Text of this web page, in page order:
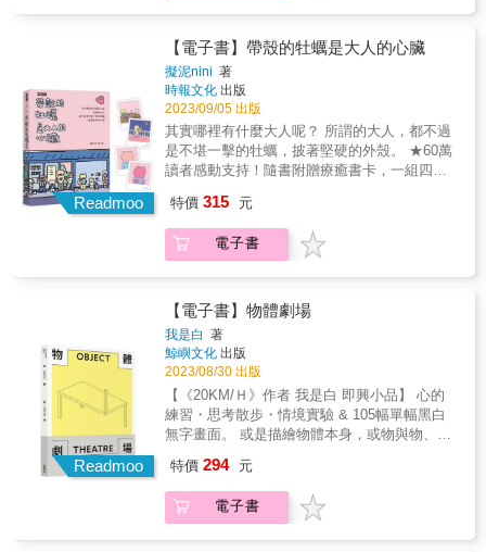
世。 ◎柚子 雖然是後宮唯一沒有流浪過的貓
咪，總是樂天無憂，隨心所欲。隨著年紀漸
長，體內的賀爾蒙有了奇妙的變化，對於後宮
的排名地位日漸在意，面對自己存在的位置，
也開始尋求認同的價值。 ◎浣腸 因為擁有鬥雞
眼搭配下垂的眼神，看起來總是楚楚可憐，也
總能獲得更多的關愛。與嚕嚕相同的是，浣腸
不甘心，為了重回戰場，每日勤奮健身拉單
是一隻三花貓，同時也是後宮最年輕的新成
員，也是目前僅有的逗貓棒使用者。非常有自
己的想法，善於開口表達意見及主張自己的權
益，不太為了別人，委屈自己或配合任何事。
◎灰胖 志銘大學時間養得第一隻寵物，是一隻
灰色的迷你兔。平時溫馴乖巧，但脾氣不太
好，擅長以蹬後腳來表達不滿。本集灰胖沒有
登場，但貓咪超有事2中有精采的表現。 ◎奴
才/志銘 狸貓 是後宮最低等的兩位生物，沒有
尊嚴，沒有怨言，一切都以貓咪的福祉為考
量，為貓咪努力工作，為貓咪犧牲奉獻，一切
都只為了貓咪統一世界為最終目標。 &
世根本沒有所謂的好不好， 因為表現好的人的
一天沒有比較長，要經歷的痛苦也沒有比較
少。 可是我還是好想表現好，如果不表現好我
好像就會被淘汰。」 自媒體時代的煩惱與轉
變，讓LuLu的淡定思維陪你一一破除！ & 我們
透過網路購物、點餐、交友、追劇，生活中各
種大小輕重的事情，我們透過社群發問、我們
到論壇找答案，我們加了一個又一個的喜好社
團，看過一則又一則與我無關的現實動態，滑
只剩下我。 & 「你最近過得好嗎？」每次被這
樣問到的時候，我都要絞盡腦汁想我最近到底
有沒有什麼好或不好的事情可以拿出來講。
「就，很平凡啊。」然後每次都是差不多的答
案。 & 平凡，多好。我的一切可以完全寂靜無
聲，我仍然喜歡畫畫、有很多興趣，每天為自
己料理三餐、認真工作，但是這些事在我規律
的日常中，都變成小小的、淡淡的一個記號，
只有我自己看得見。 & 遠遠看的話，我就是個
平凡的人，看不出跟別人之間有什麼區別。但
這讓我感到安心，我做的每件事情都不會特別
被評價、不會被放大檢視，不被稱讚也不被批
評。像是被我滑過去的某則動態貼文，滑過去
就是真的過去了，這樣真好。 & 走出被流量數
字綑綁的成就感，抽離被虛假互蹭包裝的親密
Readmoo
【電子書】帶殼的牡蠣是大人的心臟
擬泥nini 著
時報文化 出版
2023/09/05 出版
其實哪裡有什麼大人呢？ 所謂的大人，都不過
是不堪一擊的牡蠣，披著堅硬的外殼。 ★60萬
讀者感動支持！隨書附贈療癒書卡，一組四
過程中，我們只能學會微笑和堅強。 nini的漫
畫就像是貼在傷口上的OK繃，給總是隱藏情
緒、暗自療傷的人們， 一絲絲脫掉堅硬外殼的
方式去選擇吧！ ◆你可以，你最棒！我們一定
要成為世界上最愛自己的人！ ◆不被理解的事
為什麼要做？因為我喜歡。 ◆如果難過的話就
往前跑吧，越往前跑，就離難過越遠。 ◆活著
就會有好事發生。 &
特價 315 元
電子書
Readmoo
【電子書】物體劇場
我是白 著
鯨嶼文化 出版
2023/08/30 出版
【《20KM/Ｈ》作者 我是白 即興小品】 心的
練習・思考散步・情境實驗 & 105幅單幅黑白
無字畫面。 或是描繪物體本身，或物與物、物
作者我是白像是用畫筆在獨白或讀白： 是一連
串即興式的情境創作， 簡潔畫面輕易就從原本
的場景及功能中剝離， 重現了另一些陌生異常
特價 294 元
電子書